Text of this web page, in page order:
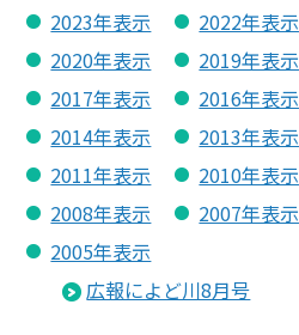
2023年表示
2022年表示
2020年表示
2019年表示
2017年表示
2016年表示
2014年表示
2013年表示
2011年表示
2010年表示
2008年表示
2007年表示
2005年表示
広報によど川8月号